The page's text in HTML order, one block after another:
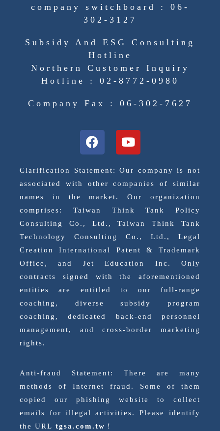
company switchboard : 06-
302-3127
Subsidy And ESG Consulting
Hotline
Northern Customer Inquiry
Hotline : 02-8772-0980
Company Fax : 06-302-7627
Clarification Statement: Our company is not
associated with other companies of similar
names in the market. Our organization
comprises: Taiwan Think Tank Policy
Consulting Co., Ltd., Taiwan Think Tank
Technology Consulting Co., Ltd., Legal
Creation International Patent & Trademark
Office, and Jet Education Inc. Only
contracts signed with the aforementioned
entities are entitled to our full-range
coaching, diverse subsidy program
coaching, dedicated back-end personnel
management, and cross-border marketing
rights.
Anti-fraud Statement: There are many
methods of Internet fraud. Some of them
copied our phishing website to collect
emails for illegal activities. Please identify
the URL tgsa.com.tw ！